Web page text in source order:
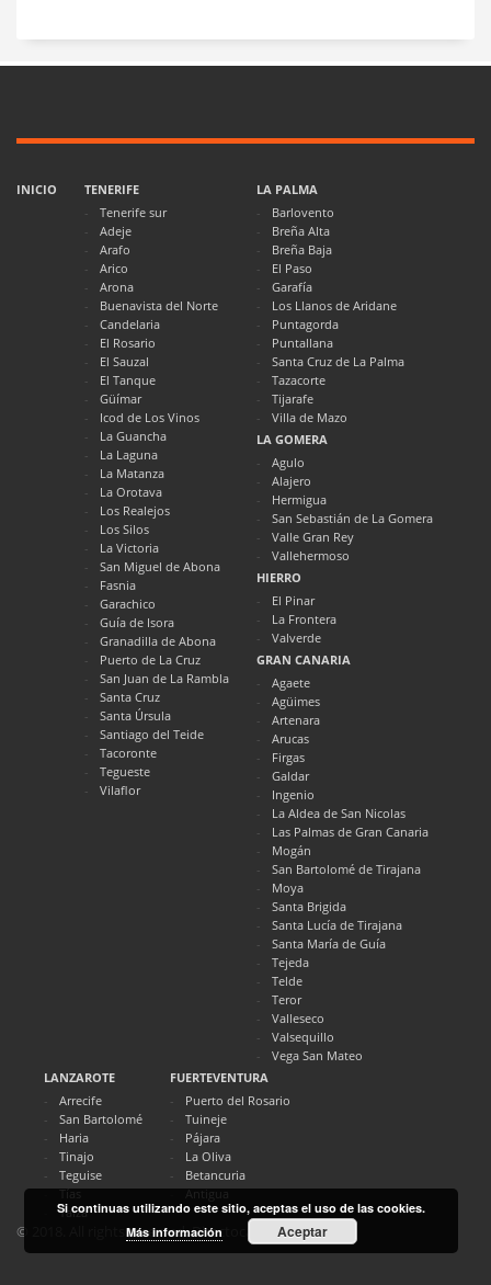
INICIO
TENERIFE
Tenerife sur
Adeje
Arafo
Arico
Arona
Buenavista del Norte
Candelaria
El Rosario
El Sauzal
El Tanque
Güímar
Icod de Los Vinos
La Guancha
La Laguna
La Matanza
La Orotava
Los Realejos
Los Silos
La Victoria
San Miguel de Abona
Fasnia
Garachico
Guía de Isora
Granadilla de Abona
Puerto de La Cruz
San Juan de La Rambla
Santa Cruz
Santa Úrsula
Santiago del Teide
Tacoronte
Tegueste
Vilaflor
LA PALMA
Barlovento
Breña Alta
Breña Baja
El Paso
Garafía
Los Llanos de Aridane
Puntagorda
Puntallana
Santa Cruz de La Palma
Tazacorte
Tijarafe
Villa de Mazo
LA GOMERA
Agulo
Alajero
Hermigua
San Sebastián de La Gomera
Valle Gran Rey
Vallehermoso
HIERRO
El Pinar
La Frontera
Valverde
GRAN CANARIA
Agaete
Agüimes
Artenara
Arucas
Firgas
Galdar
Ingenio
La Aldea de San Nicolas
Las Palmas de Gran Canaria
Mogán
San Bartolomé de Tirajana
Moya
Santa Brigida
Santa Lucía de Tirajana
Santa María de Guía
Tejeda
Telde
Teror
Valleseco
Valsequillo
Vega San Mateo
LANZAROTE
Arrecife
San Bartolomé
Haria
Tinajo
Teguise
Tías
Yaiza
FUERTEVENTURA
Puerto del Rosario
Tuineje
Pájara
La Oliva
Betancuria
Antigua
© 2018. All rights reserved. Directocanarias.com
Si continuas utilizando este sitio, aceptas el uso de las cookies.
Más información
Aceptar